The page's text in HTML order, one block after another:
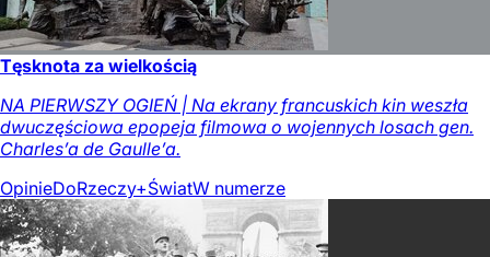
Tęsknota za wielkością
NA PIERWSZY OGIEŃ | Na ekrany francuskich kin weszła
dwuczęściowa epopeja filmowa o wojennych losach gen.
Charles’a de Gaulle’a.
OpinieDoRzeczy+ŚwiatW numerze